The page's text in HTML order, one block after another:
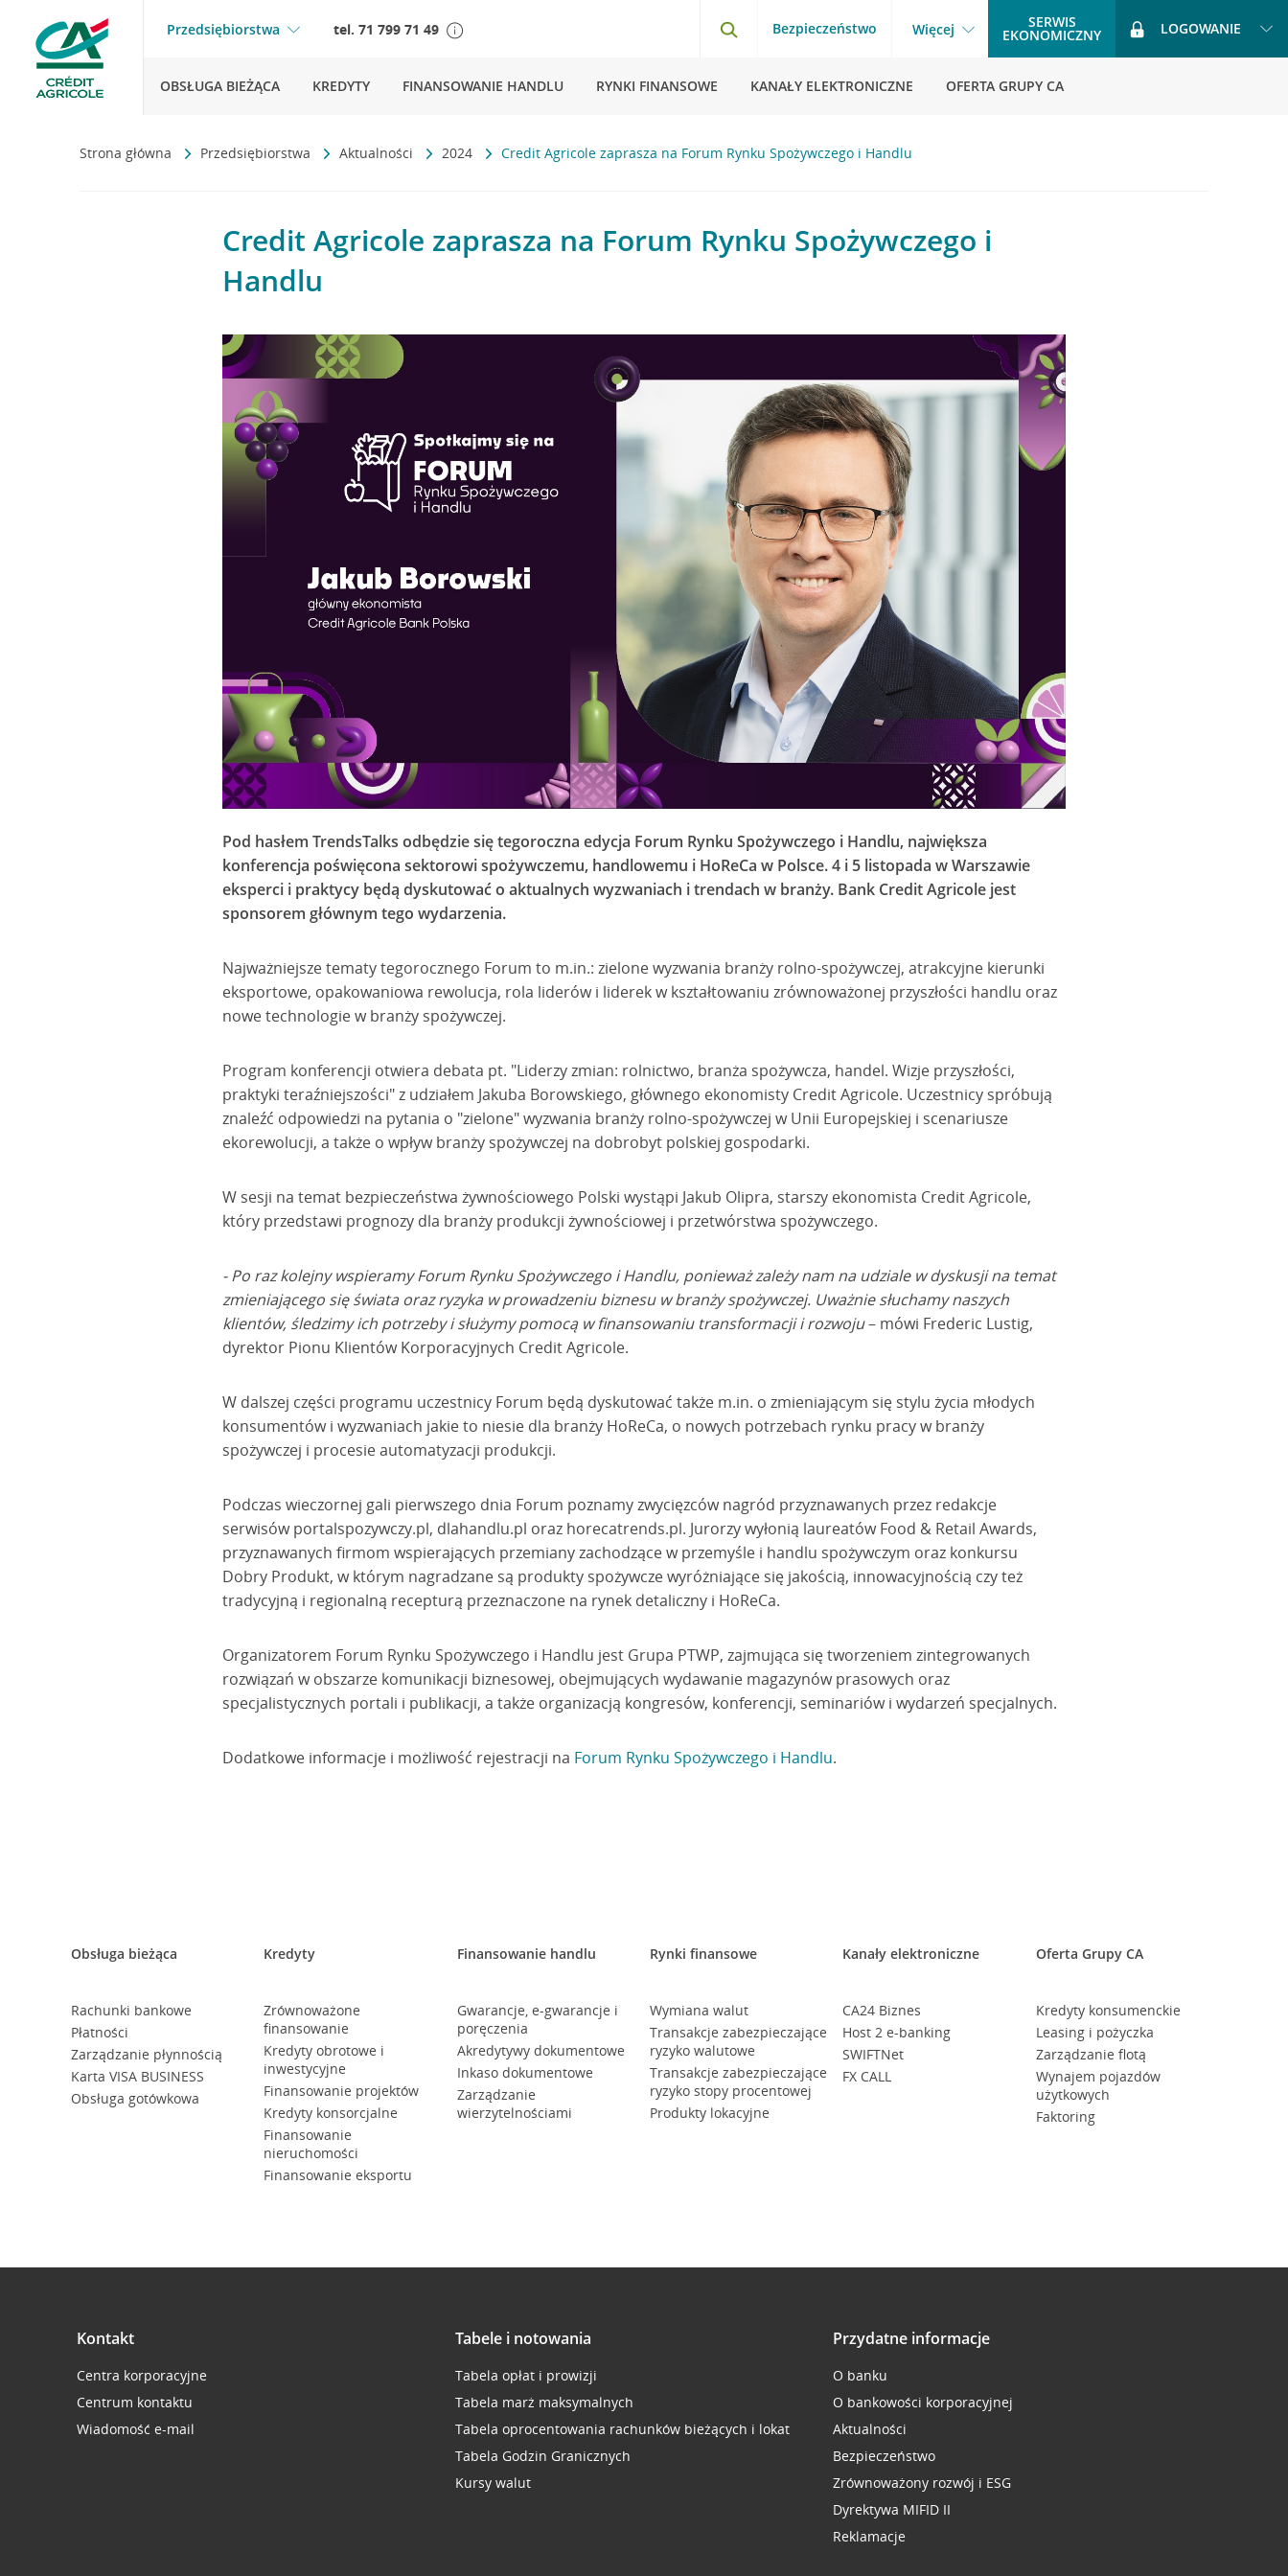
Przedsiębiorstwa tel. 71 799 71 49 Bezpieczeństwo Więcej SERWIS
EKONOMICZNY LOGOWANIE
OBSŁUGA BIEŻĄCA KREDYTY FINANSOWANIE HANDLU RYNKI FINANSOWE KANAŁY ELEKTRONICZNE OFERTA GRUPY CA
Strona główna Przedsiębiorstwa Aktualności 2024 Credit Agricole zaprasza na Forum Rynku Spożywczego i Handlu
Credit Agricole zaprasza na Forum Rynku Spożywczego i
Handlu
Pod hasłem TrendsTalks odbędzie się tegoroczna edycja Forum Rynku Spożywczego i Handlu, największa
konferencja poświęcona sektorowi spożywczemu, handlowemu i HoReCa w Polsce. 4 i 5 listopada w Warszawie
eksperci i praktycy będą dyskutować o aktualnych wyzwaniach i trendach w branży. Bank Credit Agricole jest
sponsorem głównym tego wydarzenia.
Najważniejsze tematy tegorocznego Forum to m.in.: zielone wyzwania branży rolno-spożywczej, atrakcyjne kierunki
eksportowe, opakowaniowa rewolucja, rola liderów i liderek w kształtowaniu zrównoważonej przyszłości handlu oraz
nowe technologie w branży spożywczej.
Program konferencji otwiera debata pt. "Liderzy zmian: rolnictwo, branża spożywcza, handel. Wizje przyszłości,
praktyki teraźniejszości" z udziałem Jakuba Borowskiego, głównego ekonomisty Credit Agricole. Uczestnicy spróbują
znaleźć odpowiedzi na pytania o "zielone" wyzwania branży rolno-spożywczej w Unii Europejskiej i scenariusze
ekorewolucji, a także o wpływ branży spożywczej na dobrobyt polskiej gospodarki.
W sesji na temat bezpieczeństwa żywnościowego Polski wystąpi Jakub Olipra, starszy ekonomista Credit Agricole,
który przedstawi prognozy dla branży produkcji żywnościowej i przetwórstwa spożywczego.
- Po raz kolejny wspieramy Forum Rynku Spożywczego i Handlu, ponieważ zależy nam na udziale w dyskusji na temat
zmieniającego się świata oraz ryzyka w prowadzeniu biznesu w branży spożywczej. Uważnie słuchamy naszych
klientów, śledzimy ich potrzeby i służymy pomocą w finansowaniu transformacji i rozwoju– mówi Frederic Lustig,
dyrektor Pionu Klientów Korporacyjnych Credit Agricole.
W dalszej części programu uczestnicy Forum będą dyskutować także m.in. o zmieniającym się stylu życia młodych
konsumentów i wyzwaniach jakie to niesie dla branży HoReCa, o nowych potrzebach rynku pracy w branży
spożywczej i procesie automatyzacji produkcji.
Podczas wieczornej gali pierwszego dnia Forum poznamy zwycięzców nagród przyznawanych przez redakcje
serwisów portalspozywczy.pl, dlahandlu.pl oraz horecatrends.pl. Jurorzy wyłonią laureatów Food & Retail Awards,
przyznawanych firmom wspierających przemiany zachodzące w przemyśle i handlu spożywczym oraz konkursu
Dobry Produkt, w którym nagradzane są produkty spożywcze wyróżniające się jakością, innowacyjnością czy też
tradycyjną i regionalną recepturą przeznaczone na rynek detaliczny i HoReCa.
Organizatorem Forum Rynku Spożywczego i Handlu jest Grupa PTWP, zajmująca się tworzeniem zintegrowanych
rozwiązań w obszarze komunikacji biznesowej, obejmujących wydawanie magazynów prasowych oraz
specjalistycznych portali i publikacji, a także organizacją kongresów, konferencji, seminariów i wydarzeń specjalnych.
Dodatkowe informacje i możliwość rejestracji na Forum Rynku Spożywczego i Handlu.
Obsługa bieżąca
Rachunki bankowe
Płatności
Zarządzanie płynnością
Karta VISA BUSINESS
Obsługa gotówkowa
Kredyty
Zrównoważone
finansowanie
Kredyty obrotowe i
inwestycyjne
Finansowanie projektów
Kredyty konsorcjalne
Finansowanie
nieruchomości
Finansowanie eksportu
Finansowanie handlu
Gwarancje, e-gwarancje i
poręczenia
Akredytywy dokumentowe
Inkaso dokumentowe
Zarządzanie
wierzytelnościami
Rynki finansowe
Wymiana walut
Transakcje zabezpieczające
ryzyko walutowe
Transakcje zabezpieczające
ryzyko stopy procentowej
Produkty lokacyjne
Kanały elektroniczne
CA24 Biznes
Host 2 e-banking
SWIFTNet
FX CALL
Oferta Grupy CA
Kredyty konsumenckie
Leasing i pożyczka
Zarządzanie flotą
Wynajem pojazdów
użytkowych
Faktoring
Kontakt
Centra korporacyjne
Centrum kontaktu
Wiadomość e-mail
Tabele i notowania
Tabela opłat i prowizji
Tabela marż maksymalnych
Tabela oprocentowania rachunków bieżących i lokat
Tabela Godzin Granicznych
Kursy walut
Przydatne informacje
O banku
O bankowości korporacyjnej
Aktualności
Bezpieczeństwo
Zrównoważony rozwój i ESG
Dyrektywa MIFID II
Reklamacje